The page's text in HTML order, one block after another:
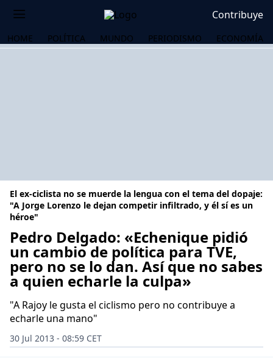
Contribuye
HOME POLÍTICA MUNDO PERIODISMO ECONOMÍA
El ex-ciclista no se muerde la lengua con el tema del dopaje:
"A Jorge Lorenzo le dejan competir infiltrado, y él sí es un
héroe"
Pedro Delgado: «Echenique pidió
un cambio de política para TVE,
pero no se lo dan. Así que no sabes
a quien echarle la culpa»
"A Rajoy le gusta el ciclismo pero no contribuye a
echarle una mano"
30 Jul 2013 - 08:59 CET